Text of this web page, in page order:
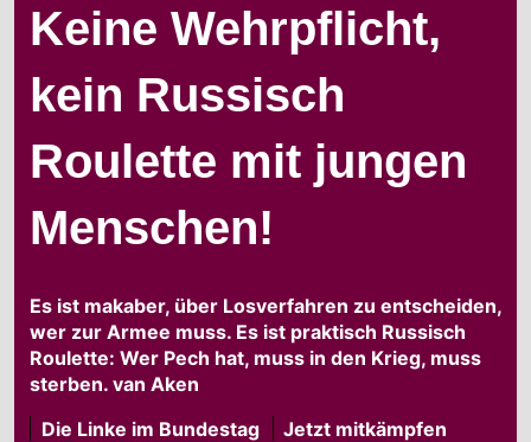
Keine Wehrpflicht,
kein Russisch
Roulette mit jungen
Menschen!
Es ist makaber, über Losverfahren zu entscheiden,
wer zur Armee muss. Es ist praktisch Russisch
Roulette: Wer Pech hat, muss in den Krieg, muss
sterben. van Aken
Die Linke im Bundestag
Jetzt mitkämpfen